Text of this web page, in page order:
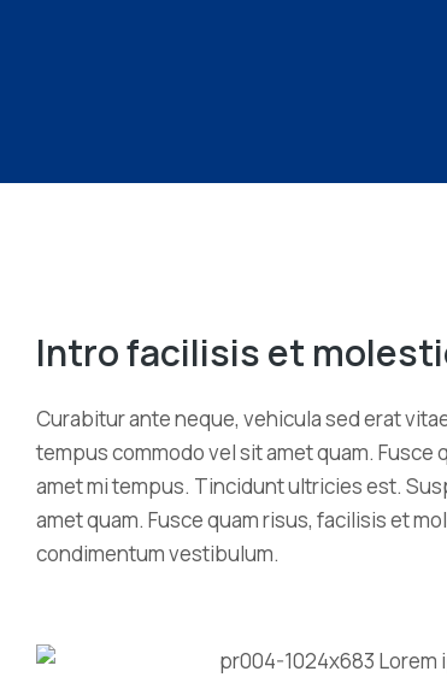
Intro facilisis et
Curabitur ante neque, vehicula sed erat
tempus commodo vel sit amet quam.
amet mi tempus. Tincidunt ultricies est.
amet quam. Fusce quam risus, facilisis et
condimentum vestibulum.